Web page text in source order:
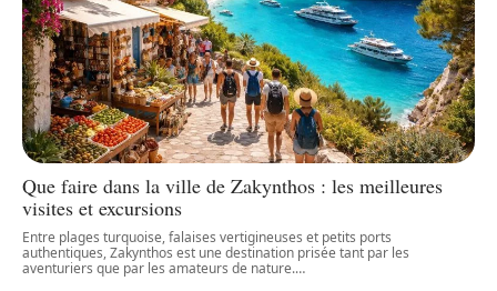
Que faire dans la ville de Zakynthos : les meilleures
visites et excursions
Entre plages turquoise, falaises vertigineuses et petits ports
authentiques, Zakynthos est une destination prisée tant par les
aventuriers que par les amateurs de nature.…